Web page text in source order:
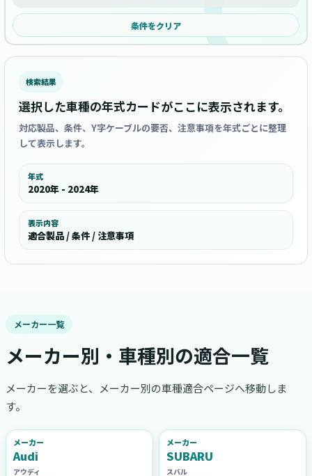
条件をクリア
検索結果
選択した車種の年式カードがここに表示されます。
対応製品、条件、Y字ケーブルの要否、注意事項を年式ごとに整理
して表示します。
年式
2020年 - 2024年
表示内容
適合製品 / 条件 / 注意事項
メーカー一覧
メーカー別・車種別の適合一覧
メーカーを選ぶと、メーカー別の車種適合ページへ移動しま
す。
メーカー
Audi
アウディ
メーカー
SUBARU
スバル